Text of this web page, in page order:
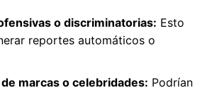
o discriminatorias: Esto
reportes automáticos o
marcas o celebridades: Podrían